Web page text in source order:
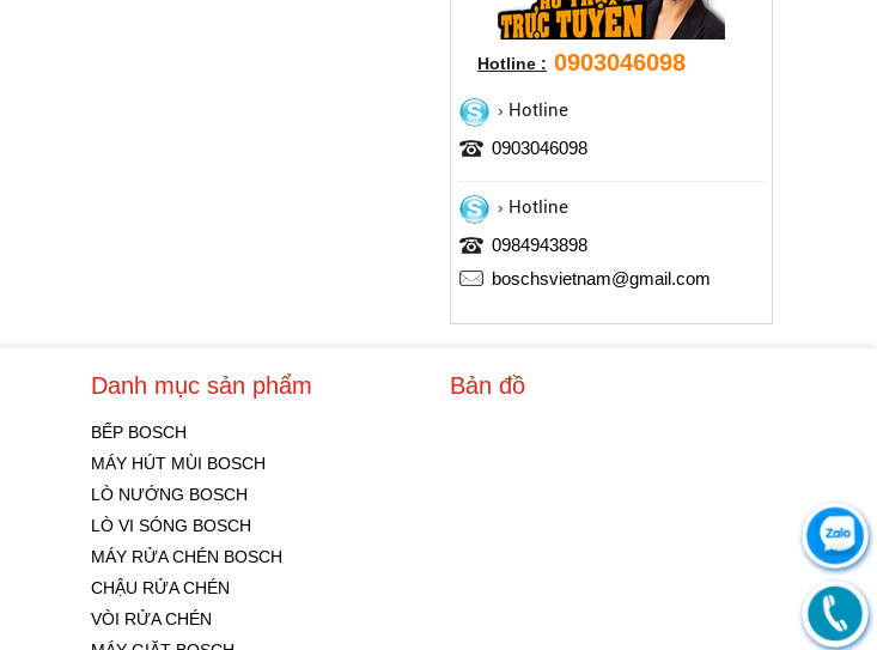
Hotline : 0903046098
Hotline
0903046098
Hotline
0984943898
boschsvietnam@gmail.com
Danh mục sản phẩm
BẾP BOSCH
MÁY HÚT MÙI BOSCH
LÒ NƯỚNG BOSCH
LÒ VI SÓNG BOSCH
MÁY RỬA CHÉN BOSCH
CHẬU RỬA CHÉN
VÒI RỬA CHÉN
Bản đồ